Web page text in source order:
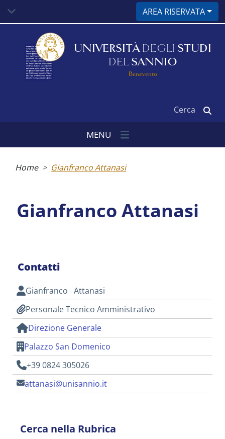
contenuto
AREA RISERVATA
UNIVERSITÀ DEGLI STUDI
DEL SANNIO
Benevento
MENU
Home Gianfranco Attanasi
Gianfranco Attanasi
Contatti
Gianfranco Attanasi
Personale Tecnico Amministrativo
Direzione Generale
Palazzo San Domenico
+39 0824 305026
attanasi@unisannio.it
Cerca nella Rubrica